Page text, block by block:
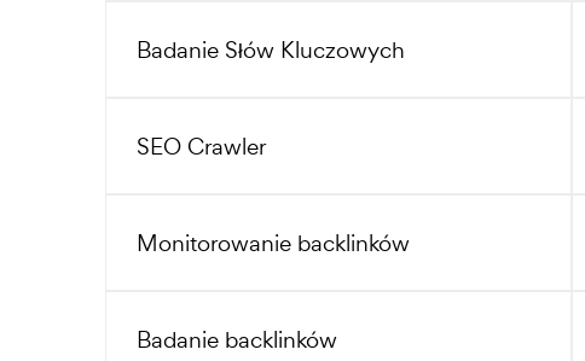
Badanie Słów Kluczowych
SEO Crawler
Monitorowanie backlinków
Badanie backlinków